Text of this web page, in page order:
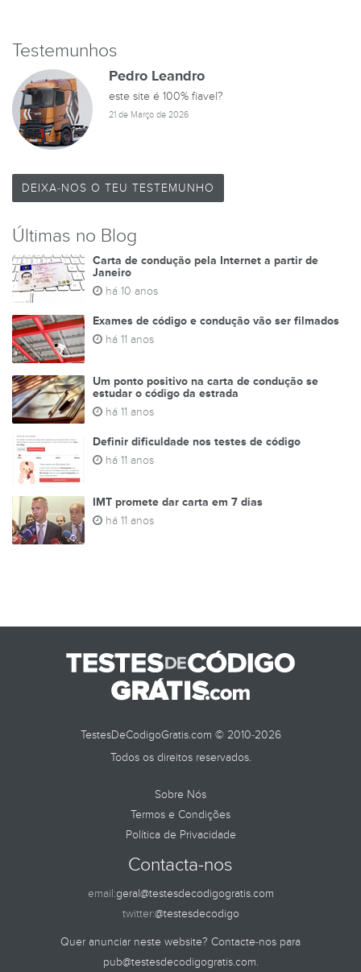
Testemunhos
Pedro Leandro
este site é 100% fiavel?
21 de Março de 2026
DEIXA-NOS O TEU TESTEMUNHO
Últimas no Blog
Carta de condução pela Internet a partir de
Janeiro
há 10 anos
Exames de código e condução vão ser filmados
há 11 anos
Um ponto positivo na carta de condução se
estudar o código da estrada
há 11 anos
Definir dificuldade nos testes de código
há 11 anos
IMT promete dar carta em 7 dias
há 11 anos
TestesDeCodigoGratis.com © 2010-2026
Todos os direitos reservados.
Sobre Nós
Termos e Condições
Política de Privacidade
Contacta-nos
email:geral@testesdecodigogratis.com
twitter:@testesdecodigo
Quer anunciar neste website? Contacte-nos para
pub@testesdecodigogratis.com.